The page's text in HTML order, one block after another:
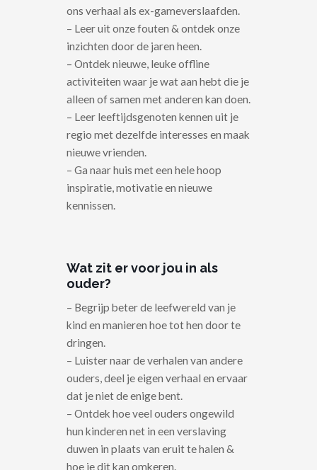
ons verhaal als ex-gameverslaafden.
– Leer uit onze fouten & ontdek onze
inzichten door de jaren heen.
– Ontdek nieuwe, leuke offline
activiteiten waar je wat aan hebt die je
alleen of samen met anderen kan doen.
– Leer leeftijdsgenoten kennen uit je
regio met dezelfde interesses en maak
nieuwe vrienden.
– Ga naar huis met een hele hoop
inspiratie, motivatie en nieuwe
kennissen.
Wat zit er voor jou in als
ouder?
– Begrijp beter de leefwereld van je
kind en manieren hoe tot hen door te
dringen.
– Luister naar de verhalen van andere
ouders, deel je eigen verhaal en ervaar
dat je niet de enige bent.
– Ontdek hoe veel ouders ongewild
hun kinderen net in een verslaving
duwen in plaats van eruit te halen &
hoe je dit kan omkeren.